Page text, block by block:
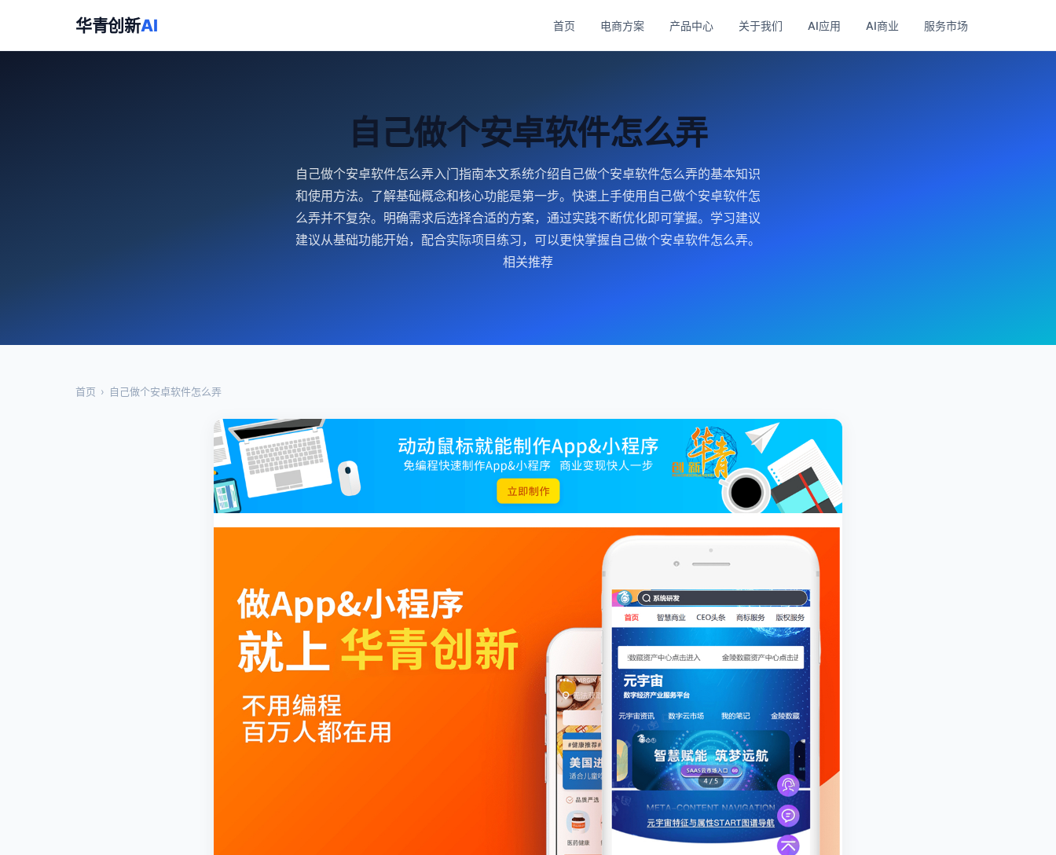
华青创新AI 首页 电商方案 产品中心 关于我们 AI应用 AI商业 服务市场
自己做个安卓软件怎么弄
自己做个安卓软件怎么弄入门指南本文系统介绍自己做个安卓软件怎么弄的基本知识
和使用方法。了解基础概念和核心功能是第一步。快速上手使用自己做个安卓软件怎
么弄并不复杂。明确需求后选择合适的方案，通过实践不断优化即可掌握。学习建议
建议从基础功能开始，配合实际项目练习，可以更快掌握自己做个安卓软件怎么弄。
相关推荐
首页 › 自己做个安卓软件怎么弄